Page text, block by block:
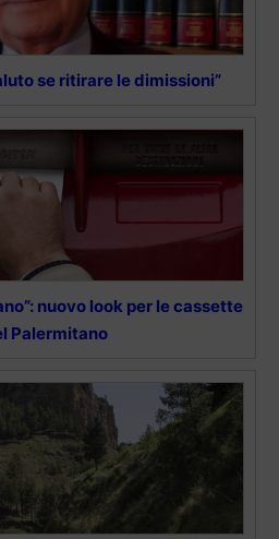
se ritirare le dimissioni”
nuovo look per le cassette
Palermitano